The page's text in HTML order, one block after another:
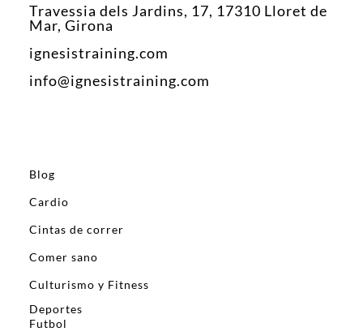
Travessia dels Jardins, 17, 17310 Lloret de
Mar, Girona
ignesistraining.com
info@ignesistraining.com
Blog
Cardio
Cintas de correr
Comer sano
Culturismo y Fitness
Deportes
Futbol